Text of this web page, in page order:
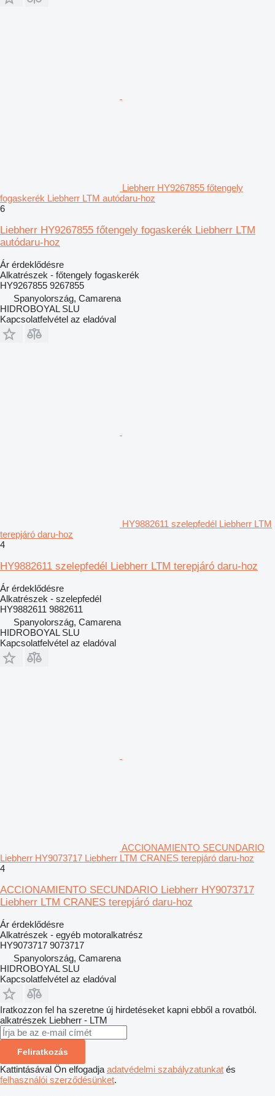
Liebherr HY9267855 főtengely
fogaskerék Liebherr LTM autódaru-hoz
6
Liebherr HY9267855 főtengely fogaskerék Liebherr LTM
autódaru-hoz
Ár érdeklődésre
Alkatrészek - főtengely fogaskerék
HY9267855 9267855
Spanyolország, Camarena
HIDROBOYAL SLU
Kapcsolatfelvétel az eladóval
HY9882611 szelepfedél Liebherr LTM
terepjáró daru-hoz
4
HY9882611 szelepfedél Liebherr LTM terepjáró daru-hoz
Ár érdeklődésre
Alkatrészek - szelepfedél
HY9882611 9882611
Spanyolország, Camarena
HIDROBOYAL SLU
Kapcsolatfelvétel az eladóval
ACCIONAMIENTO SECUNDARIO
Liebherr HY9073717 Liebherr LTM CRANES terepjáró daru-hoz
4
ACCIONAMIENTO SECUNDARIO Liebherr HY9073717
Liebherr LTM CRANES terepjáró daru-hoz
Ár érdeklődésre
Alkatrészek - egyéb motoralkatrész
HY9073717 9073717
Spanyolország, Camarena
HIDROBOYAL SLU
Kapcsolatfelvétel az eladóval
Iratkozzon fel ha szeretne új hirdetéseket kapni ebből a rovatból.
alkatrészek Liebherr - LTM
Feliratkozás
Kattintásával Ön elfogadja adatvédelmi szabályzatunkat és
felhasználói szerződésünket.